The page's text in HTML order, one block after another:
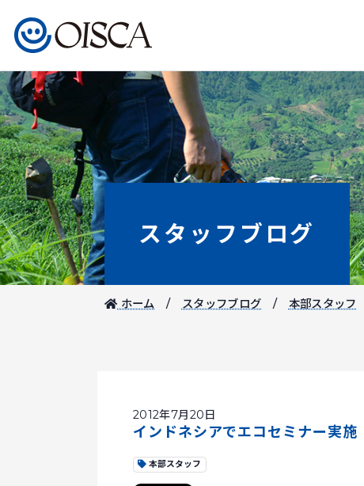
スタッフブログ
ホーム スタッフブログ 本部スタッフ
2012年7月20日
インドネシアでエコセミナー実施
本部スタッフ